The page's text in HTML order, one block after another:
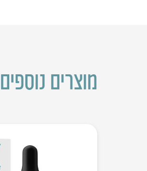
מוצרים